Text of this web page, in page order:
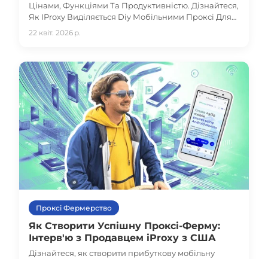
Цінами, Функціями Та Продуктивністю. Дізнайтеся,
Як IProxy Виділяється Diy Мобільними Проксі Для
Максимального Контролю, Доступності Та
Анонімності.
22 квіт. 2026 р.
Проксі Фермерство
Як Створити Успішну Проксі-Ферму:
Інтерв'ю з Продавцем iProxy з США
Дізнайтеся, як створити прибуткову мобільну